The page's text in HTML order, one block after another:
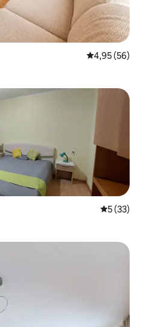
Średnia
4,95 (56)
Średnia
5 (33)